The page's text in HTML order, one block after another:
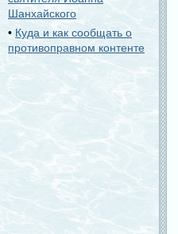
Шанхайского
• Куда и как сообщать о
противоправном контенте